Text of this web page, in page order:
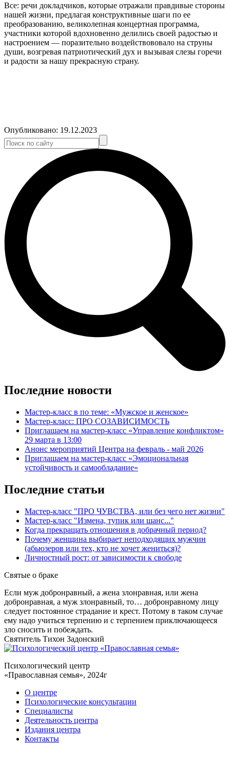
Все: речи докладчиков, которые отражали правдивые стороны
нашей жизни, предлагая конструктивные шаги по ее
преобразованию, великолепная концертная программа,
участники которой вдохновенно делились своей радостью и
настроением — поразительно воздействововало на струны
души, возгревая патриотический дух и вызывая слезы горечи
и радости за нашу прекрасную страну.
Опубликовано: 19.12.2023
Последние новости
Мастер-класс в по теме: «Мужское и женское»
Мастер-класс: ПРО СОЗАВИСИМОСТЬ
Приглашаем на мастер-класс «Управление конфликтом»
29 марта в 13:00
Анонс мероприятий Центра на февраль - май 2026
Приглашаем на мастер-класс «Эмоциональная
устойчивость и самообладание»
Последние статьи
Мастер-класс "ПРО ЧУВСТВА, или без чего нет жизни"
Мастер-класс "Измена, тупик или шанс..."
Когда прекращать отношения в добрачный период?
Почему женщина выбирает неподходящих мужчин
(абьюзеров или тех, кто не хочет жениться)?
Личностный рост: от зависимости к свободе
Святые о браке
Если муж добронравный, а жена злонравная, или жена
добронравная, а муж злонравный, то… добронравному лицу
следует постоянное страдание и крест. Потому в таком случае
ему надо учиться терпению и с терпением приключающееся
зло сносить и побеждать.
Святитель Тихон Задонский
Психологический центр
«Православная семья», 2024г
О центре
Психологические консультации
Специалисты
Деятельность центра
Издания центра
Контакты